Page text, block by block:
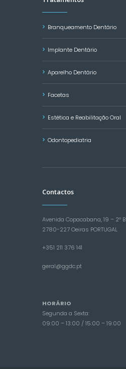
Branqueamento Dentário
Implante Dentário
Aparelho Dentário
Facetas
Estética e Reabilitação Oral
Odontopediatria
Contactos
Avenida Copacabana, 19 – 2º B
2780-227 Oeiras PORTUGAL
+351 211 376 141
geral@ggdc.pt
HORÁRIO
Segunda a Sexta:
09:00 – 13:00 / 15:00 – 19:00